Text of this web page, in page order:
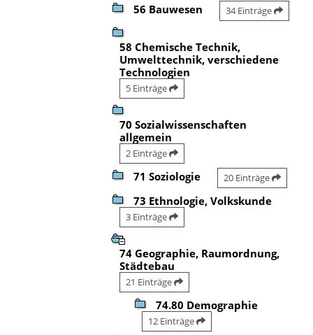
56 Bauwesen 34 Einträge
58 Chemische Technik,
Umwelttechnik, verschiedene
Technologien
5 Einträge
70 Sozialwissenschaften
allgemein
2 Einträge
71 Soziologie 20 Einträge
73 Ethnologie, Volkskunde
3 Einträge
74 Geographie, Raumordnung,
Städtebau
21 Einträge
74.80 Demographie
12 Einträge